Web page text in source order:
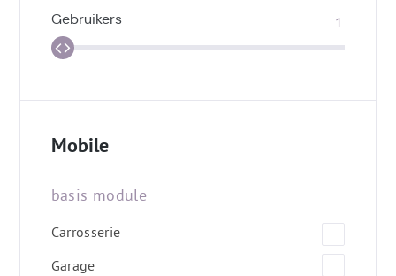
Gebruikers
Mobile
basis module
Carrosserie
Garage